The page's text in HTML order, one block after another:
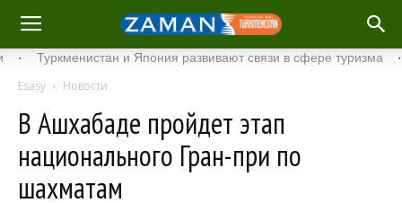
и Япония развивают связи в сфере туризма ·
Esasy Новости
В Ашхабаде пройдет этап
национального Гран-при по
шахматам